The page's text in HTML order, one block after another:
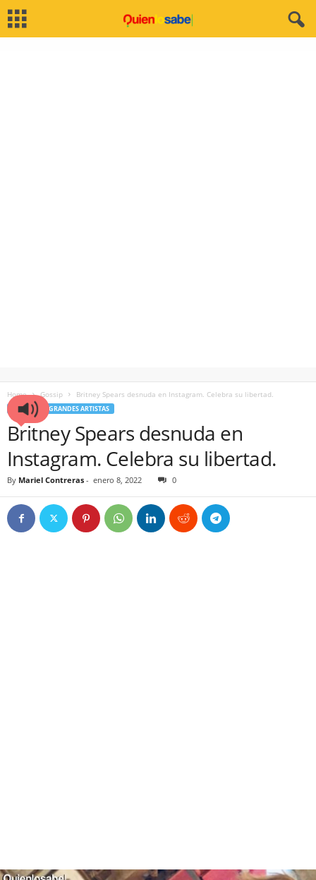
Home Gossip Britney Spears desnuda en Instagram. Celebra su libertad.
GOSSIP GRANDES ARTISTAS
Britney Spears desnuda en
Instagram. Celebra su libertad.
By Mariel Contreras - enero 8, 2022 0